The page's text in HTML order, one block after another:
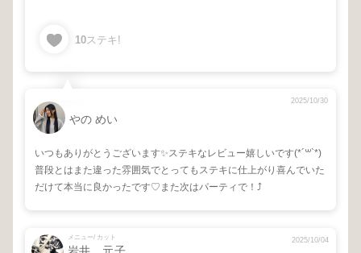
10ステキ!
やの めい
2025/10/30
いつもありがとうございます✨ステキなレビュー嬉しいです(*´꒳`*)
普段とはまた違った雰囲気でとってもステキに仕上がり喜んでいた
だけて本当に良かったです♡また次はパーティで！⤴︎
メニュー/ カット 2025/10/04